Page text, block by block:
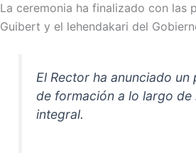
La ceremonia ha finalizado con las
Guibert y el lehendakari del
El Rector ha anunciado
de formación a lo largo
integral.